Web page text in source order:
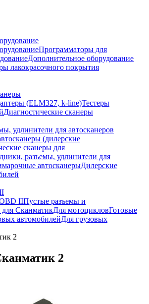
Программаторы для
Дополнительное оборудование
лакокрасочного покрытия
(ELM327, k-line)Тестеры
Диагностические сканеры
удлинители для автосканеров
(дилерские
сканеры для
разъемы, удлинители для
автосканерыДилерские
IIПустые разъемы и
СканматикДля мотоцикловГотовые
автомобилейДля грузовых
2
2